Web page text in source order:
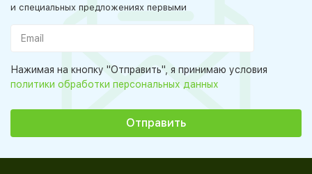
и специальных предложениях первыми
Нажимая на кнопку "Отправить", я принимаю условия
политики обработки персональных данных